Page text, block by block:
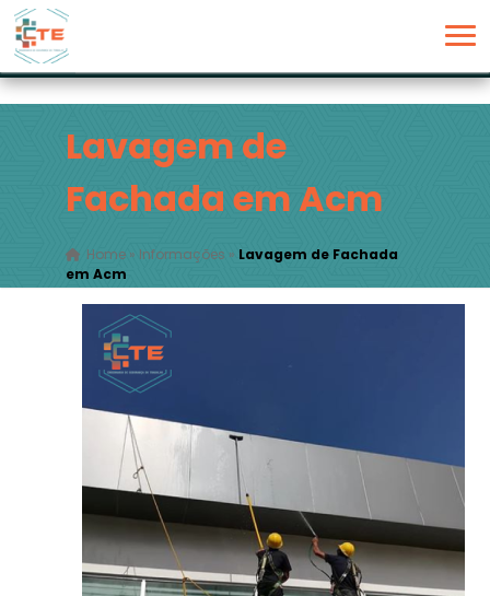
Lavagem de
Fachada em Acm
Home» Informações » Lavagem de Fachada
em Acm